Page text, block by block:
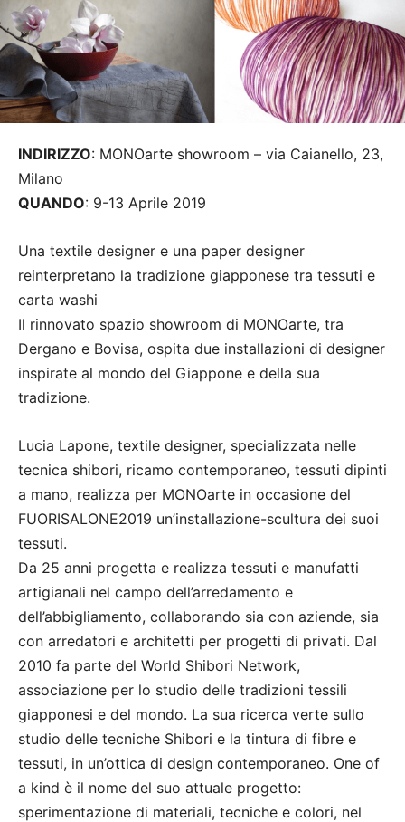
INDIRIZZO: MONOarte showroom – via Caianello, 23,
Milano
QUANDO: 9-13 Aprile 2019
Una textile designer e una paper designer
reinterpretano la tradizione giapponese tra tessuti e
carta washi
Il rinnovato spazio showroom di MONOarte, tra
Dergano e Bovisa, ospita due installazioni di designer
inspirate al mondo del Giappone e della sua
tradizione.
Lucia Lapone, textile designer, specializzata nelle
tecnica shibori, ricamo contemporaneo, tessuti dipinti
a mano, realizza per MONOarte in occasione del
FUORISALONE2019 un’installazione-scultura dei suoi
tessuti.
Da 25 anni progetta e realizza tessuti e manufatti
artigianali nel campo dell’arredamento e
dell’abbigliamento, collaborando sia con aziende, sia
con arredatori e architetti per progetti di privati. Dal
2010 fa parte del World Shibori Network,
associazione per lo studio delle tradizioni tessili
giapponesi e del mondo. La sua ricerca verte sullo
studio delle tecniche Shibori e la tintura di fibre e
tessuti, in un’ottica di design contemporaneo. One of
a kind è il nome del suo attuale progetto:
sperimentazione di materiali, tecniche e colori, nel